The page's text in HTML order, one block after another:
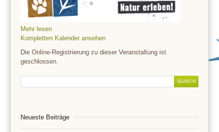
Mehr lesen
Kompletten Kalender ansehen
Die Online-Registrierung zu dieser Veranstaltung ist
geschlossen.
Neueste Beiträge